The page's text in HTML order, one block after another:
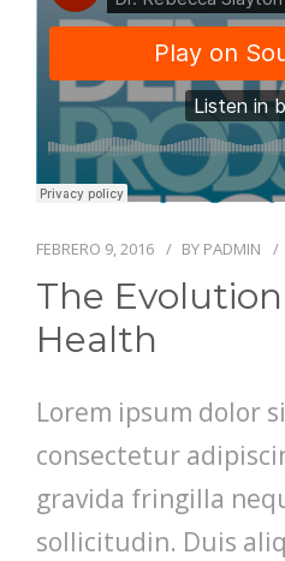
FEBRERO 9, 2016 BY PADMIN
The
Health
Lorem ipsum dolor
consectetur
gravida fringilla
sollicitudin. Duis